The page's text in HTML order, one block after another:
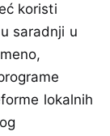
koristi
saradnji u
lokalnih